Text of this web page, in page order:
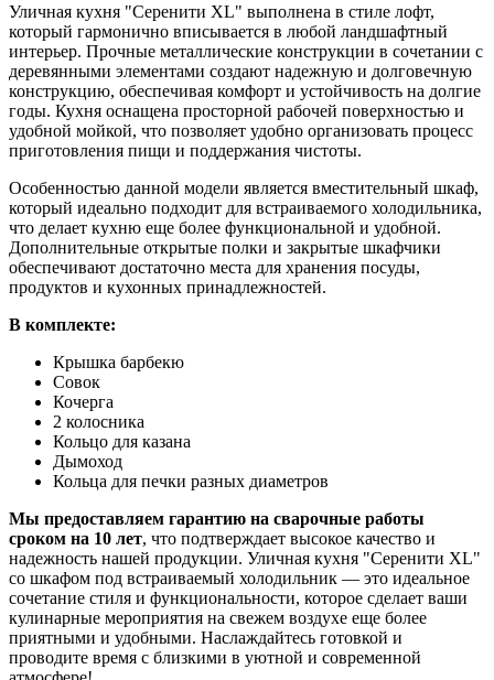
Уличная кухня "Серенити XL" выполнена в стиле лофт,
который гармонично вписывается в любой ландшафтный
интерьер. Прочные металлические конструкции в сочетании с
деревянными элементами создают надежную и долговечную
конструкцию, обеспечивая комфорт и устойчивость на долгие
годы. Кухня оснащена просторной рабочей поверхностью и
удобной мойкой, что позволяет удобно организовать процесс
приготовления пищи и поддержания чистоты.
Особенностью данной модели является вместительный шкаф,
который идеально подходит для встраиваемого холодильника,
что делает кухню еще более функциональной и удобной.
Дополнительные открытые полки и закрытые шкафчики
обеспечивают достаточно места для хранения посуды,
продуктов и кухонных принадлежностей.
В комплекте:
Крышка барбекю
Совок
Кочерга
2 колосника
Кольцо для казана
Дымоход
Кольца для печки разных диаметров
Мы предоставляем гарантию на сварочные работы
сроком на 10 лет, что подтверждает высокое качество и
надежность нашей продукции. Уличная кухня "Серенити XL"
со шкафом под встраиваемый холодильник — это идеальное
сочетание стиля и функциональности, которое сделает ваши
кулинарные мероприятия на свежем воздухе еще более
приятными и удобными. Наслаждайтесь готовкой и
проводите время с близкими в уютной и современной